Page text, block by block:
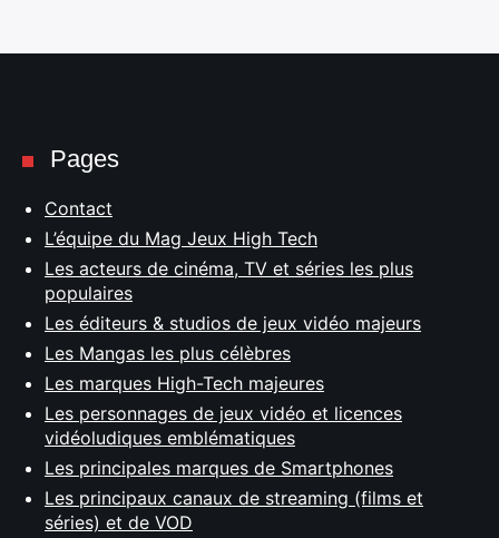
Pages
Contact
L’équipe du Mag Jeux High Tech
Les acteurs de cinéma, TV et séries les plus
populaires
Les éditeurs & studios de jeux vidéo majeurs
Les Mangas les plus célèbres
Les marques High-Tech majeures
Les personnages de jeux vidéo et licences
vidéoludiques emblématiques
Les principales marques de Smartphones
Les principaux canaux de streaming (films et
séries) et de VOD